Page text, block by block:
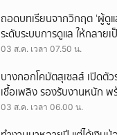
ถอดบทเรียนจากวิกฤต ‘ผู้ดู
ระดับระบบการดูแล ให้กลายเ
03 ส.ค. เวลา 07.50 น.
บางกอกโคมัตสุเซลส์ เปิดตั
เชื้อเพลิง รองรับงานหนัก
เครื่องจักรผ่านดาวเทียม
03 ส.ค. เวลา 06.00 น.